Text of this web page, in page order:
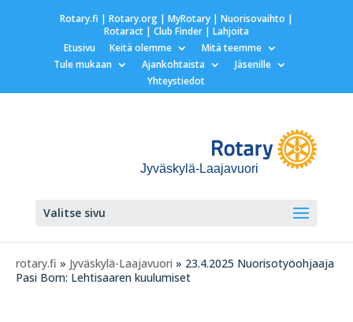
Rotary.fi | Rotary.org| MyRotary | Nuorisovaihto |
Rotaract| Club Finder| Lahjoita
Etusivu
Keitä olemme
Mitä teemme
Tule mukaan
Ajankohtaista
Jäsenille
Yhteystiedot
Jyväskylä-Laajavuori
Valitse sivu
rotary.fi » Jyväskylä-Laajavuori » 23.4.2025 Nuorisotyöohjaaja
Pasi Bom: Lehtisaaren kuulumiset